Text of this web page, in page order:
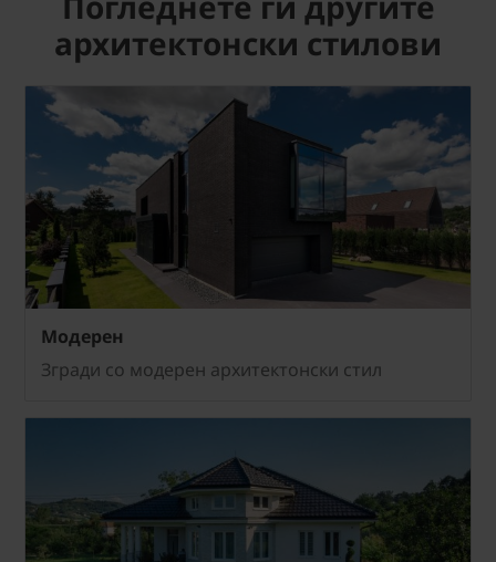
архитектонски стилови
Модерен
Згради со модерен архитектонски стил